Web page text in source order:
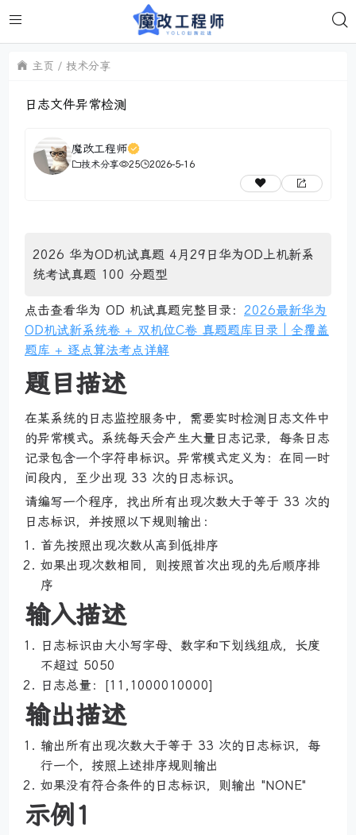
主页 技术分享
日志文件异常检测
魔改工程师
技术分享 25 2026-5-16
2026 华为OD机试真题 4月29日华为OD上机新系
统考试真题 100 分题型
点击查看华为 OD 机试真题完整目录： 2026最新华为
OD机试新系统卷 + 双机位C卷 真题题库目录｜全覆盖
题库 + 逐点算法考点详解
题目描述
在某系统的日志监控服务中，需要实时检测日志文件中
的异常模式。系统每天会产生大量日志记录，每条日志
记录包含一个字符串标识。异常模式定义为：在同一时
间段内，至少出现 33 次的日志标识。
请编写一个程序，找出所有出现次数大于等于 33 次的
日志标识，并按照以下规则输出：
首先按照出现次数从高到低排序
如果出现次数相同，则按照首次出现的先后顺序排
序
输入描述
日志标识由大小写字母、数字和下划线组成，长度
不超过 5050
日志总量：[11,1000010000]
输出描述
输出所有出现次数大于等于 33 次的日志标识，每
行一个，按照上述排序规则输出
如果没有符合条件的日志标识，则输出 "NONE"
示例1